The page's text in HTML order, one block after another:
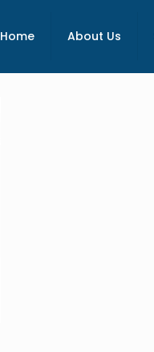
Home About Us